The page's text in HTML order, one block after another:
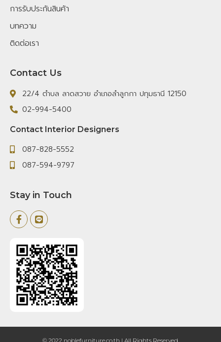
การรับประกันสินค้า
บทความ
ติดต่อเรา
Contact Us
22/4 ตำบล ลาดสวาย อำเภอลำลูกกา ปทุมธานี 12150
02-994-5400
Contact Interior Designers
087-828-5552
087-594-9797
Stay in Touch
© 2022 noblefurniture.co.th | All Rights Reserved.